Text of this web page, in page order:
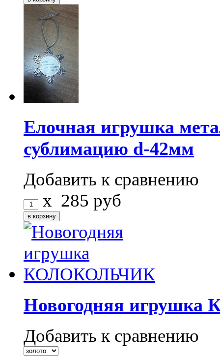
Елочная игрушка
сублимацию d-42мм
Добавить к сравнению
x 285 руб
Новогодняя
Добавить к сравнению